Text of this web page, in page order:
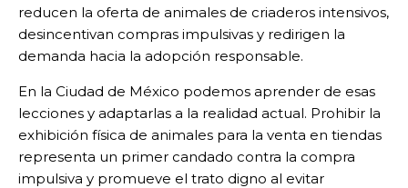
reducen la oferta de animales de criaderos intensivos,
desincentivan compras impulsivas y redirigen la
demanda hacia la adopción responsable.
En la Ciudad de México podemos aprender de esas
lecciones y adaptarlas a la realidad actual. Prohibir la
exhibición física de animales para la venta en tiendas
representa un primer candado contra la compra
impulsiva y promueve el trato digno al evitar